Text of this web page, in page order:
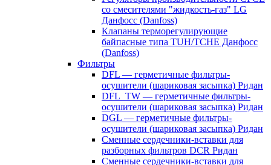
со смесителями "жидкость-газ" LG
Данфосс (Danfoss)
Клапаны терморегулирующие
байпасные типа TUH/TCHE Данфосс
(Danfoss)
Фильтры
DFL — герметичные фильтры-
осушители (шариковая засыпка) Ридан
DFL_TW — герметичные фильтры-
осушители (шариковая засыпка) Ридан
DGL — герметичные фильтры-
осушители (шариковая засыпка) Ридан
Сменные сердечники-вставки для
разборных фильтров DCR Ридан
Сменные сердечники-вставки для